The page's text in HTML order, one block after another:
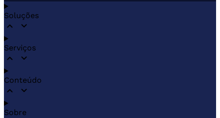
Soluções
Serviços
Conteúdo
Sobre